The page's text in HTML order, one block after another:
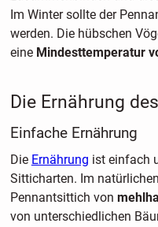
Im Winter sollte der
werden. Die hübschen
eine Mindesttemperatur
Die Ernährung
Einfache Ernährung
Die Ernährung ist einfach
Sitticharten. Im
Pennantsittich von
von unterschiedlichen